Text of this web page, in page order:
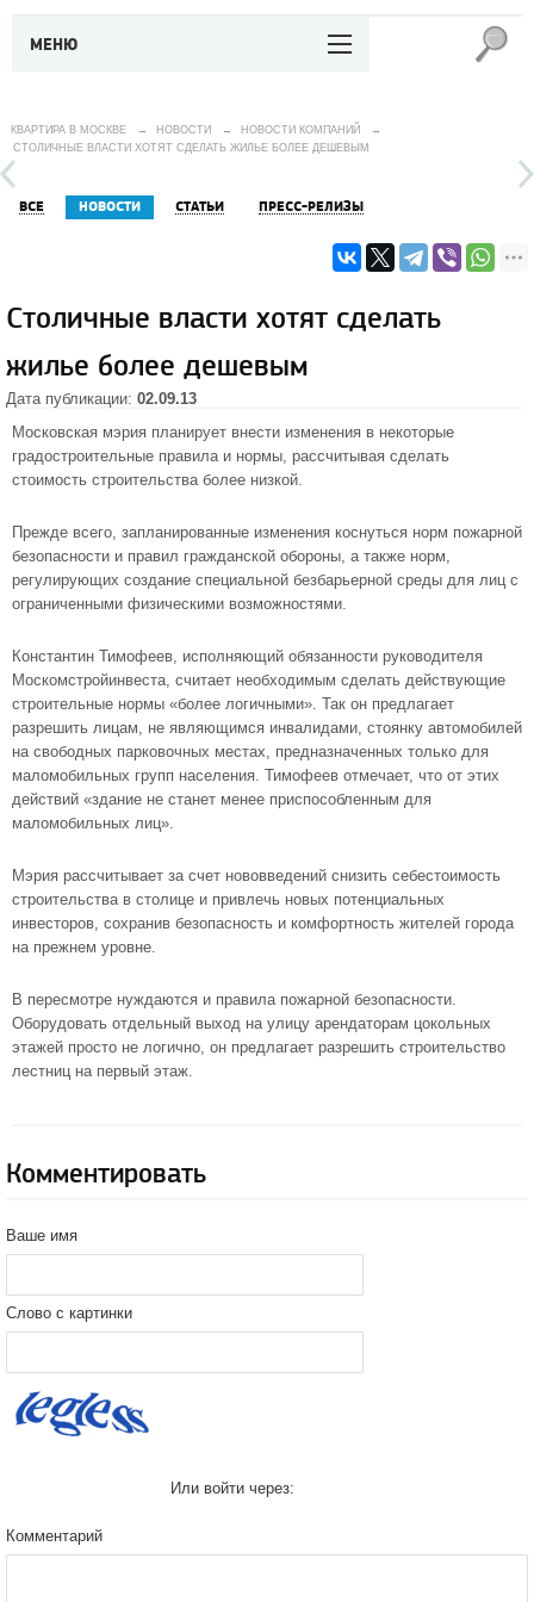
МЕНЮ
КВАРТИРА В МОСКВЕ → НОВОСТИ → НОВОСТИ КОМПАНИЙ
→
СТОЛИЧНЫЕ ВЛАСТИ ХОТЯТ СДЕЛАТЬ ЖИЛЬЕ БОЛЕЕ ДЕШЕВЫМ
ВСЕ НОВОСТИ СТАТЬИ ПРЕСС-РЕЛИЗЫ
Столичные власти хотят сделать
жилье более дешевым
Дата публикации: 02.09.13
Московская мэрия планирует внести изменения в некоторые
градостроительные правила и нормы, рассчитывая сделать
стоимость строительства более низкой.
Прежде всего, запланированные изменения коснуться норм пожарной
безопасности и правил гражданской обороны, а также норм,
регулирующих создание специальной безбарьерной среды для лиц с
ограниченными физическими возможностями.
Константин Тимофеев, исполняющий обязанности руководителя
Москомстройинвеста, считает необходимым сделать действующие
строительные нормы «более логичными». Так он предлагает
разрешить лицам, не являющимся инвалидами, стоянку автомобилей
на свободных парковочных местах, предназначенных только для
маломобильных групп населения. Тимофеев отмечает, что от этих
действий «здание не станет менее приспособленным для
маломобильных лиц».
Мэрия рассчитывает за счет нововведений снизить себестоимость
строительства в столице и привлечь новых потенциальных
инвесторов, сохранив безопасность и комфортность жителей города
на прежнем уровне.
В пересмотре нуждаются и правила пожарной безопасности.
Оборудовать отдельный выход на улицу арендаторам цокольных
этажей просто не логично, он предлагает разрешить строительство
лестниц на первый этаж.
Комментировать
Ваше имя
Слово с картинки
Или войти через:
Комментарий